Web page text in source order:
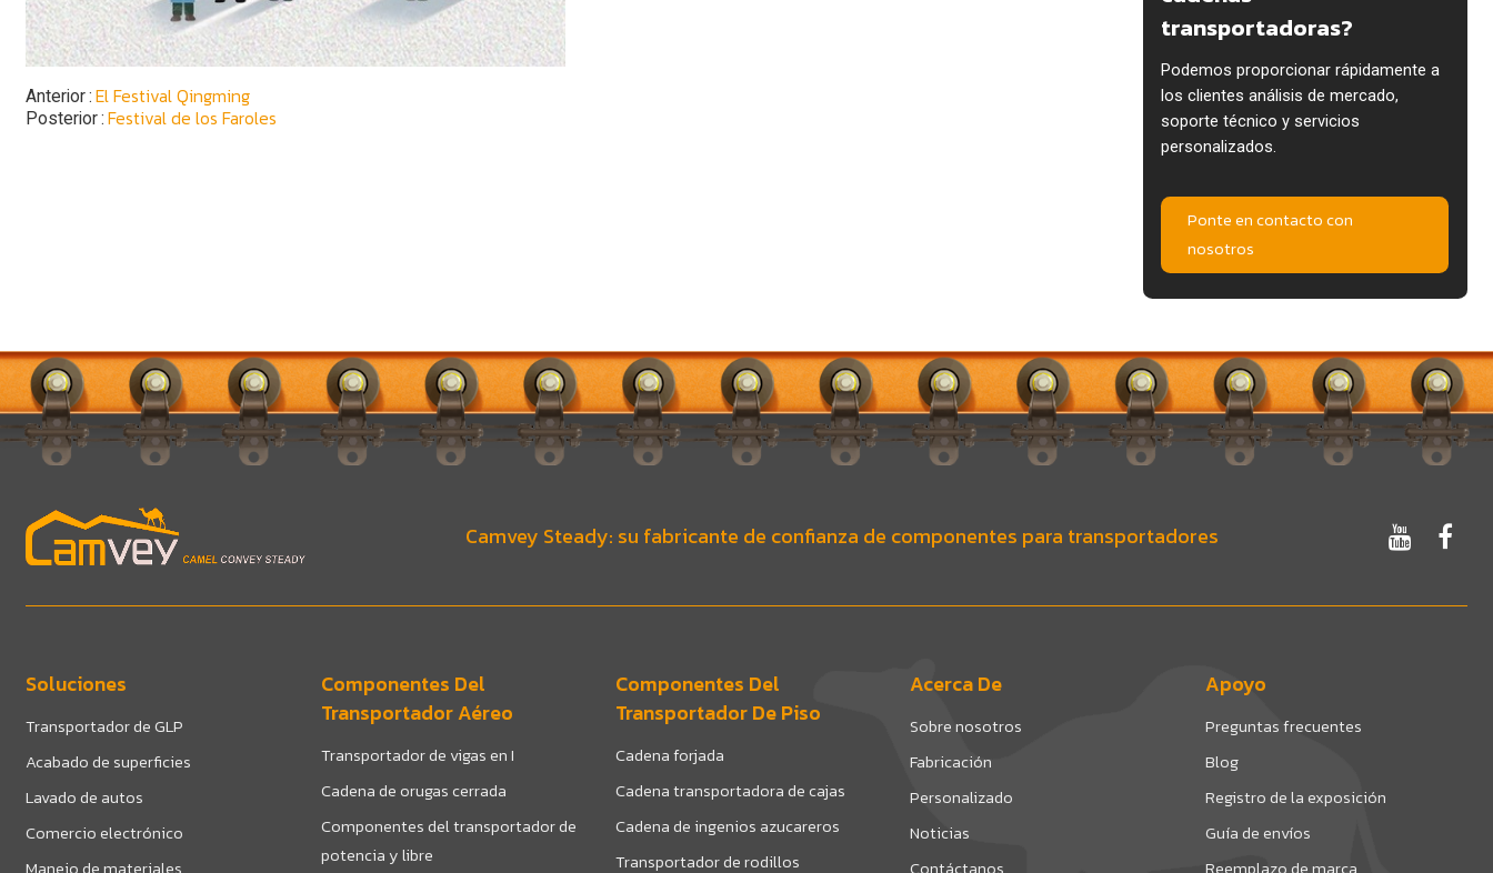
Anterior El Festival Qingming
Posterior Festival de los Faroles
transportadoras?
Podemos proporcionar rápidamente a
los clientes análisis de mercado,
soporte técnico y servicios
personalizados.
Ponte en contacto con
nosotros
Camvey Steady: su fabricante de confianza de componentes para transportadores
Soluciones
Transportador de GLP
Acabado de superficies
Lavado de autos
Comercio electrónico
Componentes Del
Transportador Aéreo
Transportador de vigas en I
Cadena de orugas cerrada
Componentes del transportador de
potencia y libre
Componentes Del
Transportador De Piso
Cadena forjada
Cadena transportadora de cajas
Cadena de ingenios azucareros
Transportador de rodillos
Acerca De
Sobre nosotros
Fabricación
Personalizado
Noticias
Apoyo
Preguntas frecuentes
Blog
Registro de la exposición
Guía de envíos